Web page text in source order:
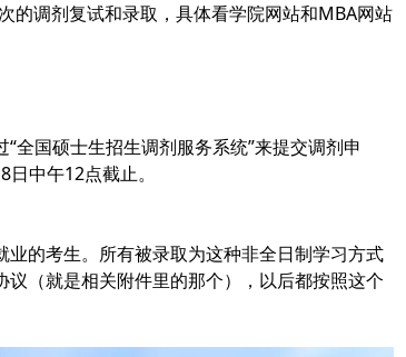
的调剂复试和录取，具体看学院网站和MBA网站
全国硕士生招生调剂服务系统”来提交调剂申
中午12点截止。
的考生。所有被录取为这种非全日制学习方式
（就是相关附件里的那个），以后都按照这个